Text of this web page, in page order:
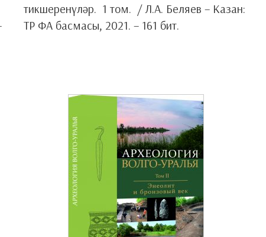
тикшеренүләр. 1 том. / Л.А. Беляев – Казан:
ТР ФА басмасы, 2021. – 161 бит.